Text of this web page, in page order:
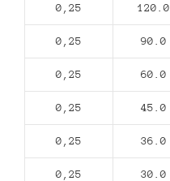
0,25 120.0
0,25 90.0
0,25 60.0
0,25 45.0
0,25 36.0
0,25 30.0